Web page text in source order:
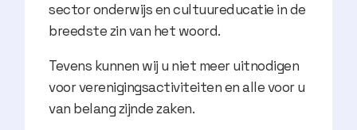
sector onderwijs en cultuureducatie in de
breedste zin van het woord.
Tevens kunnen wij u niet meer uitnodigen
voor verenigingsactiviteiten en alle voor u
van belang zijnde zaken.